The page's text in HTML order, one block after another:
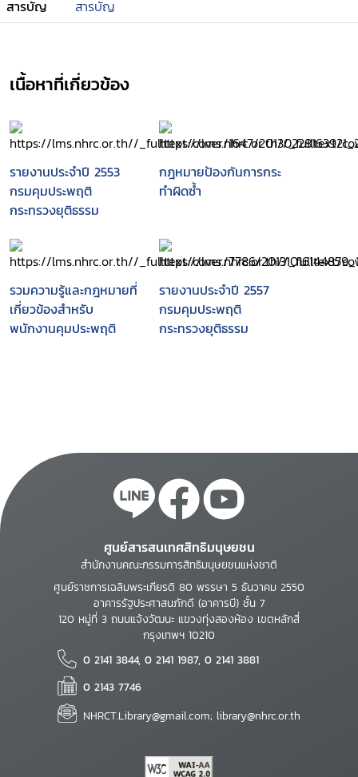
สารบัญ สารบัญ
เนื้อหาที่เกี่ยวข้อง
รายงานประจำปี 2553
กรมคุมประพฤติ
กระทรวงยุติธรรม
กฎหมายป้องกันการกระ
ทำผิดซ้ำ
รวมความรู้และกฎหมายที่
เกี่ยวข้องสำหรับ
พนักงานคุมประพฤติ
รายงานประจำปี 2557
กรมคุมประพฤติ
กระทรวงยุติธรรม
ศูนย์สารสนเทศสิทธิมนุษยชน
สำนักงานคณะกรรมการสิทธิมนุษยชนแห่งชาติ
ศูนย์ราชการเฉลิมพระเกียรติ 80 พรรษา 5 ธันวาคม 2550
อาคารรัฐประศาสนภักดี (อาคารบี) ชั้น 7
120 หมู่ที่ 3 ถนนแจ้งวัฒนะ แขวงทุ่งสองห้อง เขตหลักสี่
กรุงเทพฯ 10210
0 2141 3844, 0 2141 1987, 0 2141 3881
0 2143 7746
NHRCT.Library@gmail.com; library@nhrc.or.th